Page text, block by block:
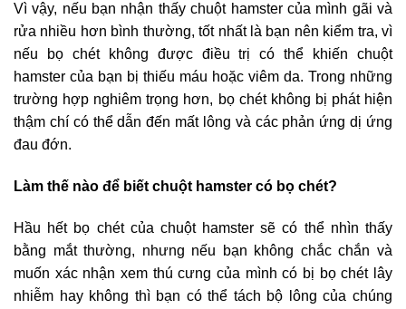
Vì vậy, nếu bạn nhận thấy chuột hamster của mình gãi và
rửa nhiều hơn bình thường, tốt nhất là bạn nên kiểm tra, vì
nếu bọ chét không được điều trị có thể khiến chuột
hamster của bạn bị thiếu máu hoặc viêm da. Trong những
trường hợp nghiêm trọng hơn, bọ chét không bị phát hiện
thậm chí có thể dẫn đến mất lông và các phản ứng dị ứng
đau đớn.
Làm thế nào để biết chuột hamster có bọ chét?
Hầu hết bọ chét của chuột hamster sẽ có thể nhìn thấy
bằng mắt thường, nhưng nếu bạn không chắc chắn và
muốn xác nhận xem thú cưng của mình có bị bọ chét lây
nhiễm hay không thì bạn có thể tách bộ lông của chúng